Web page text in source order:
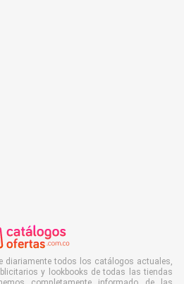
diariamente todos los catálogos actuales,
y lookbooks de todas las tiendas